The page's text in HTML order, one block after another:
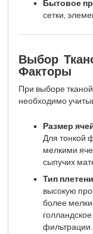
Бытовое
сетки,
Выбор
Факторы
При выборе
необходимо
Размер
Для тонкой
мелкими
сыпучих
Тип
высокую
более
фильтрации.